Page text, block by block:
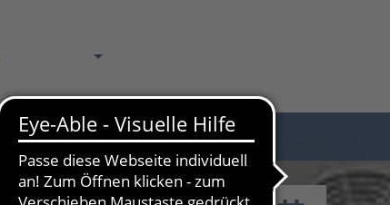
AKTUELLES & KONTAKT